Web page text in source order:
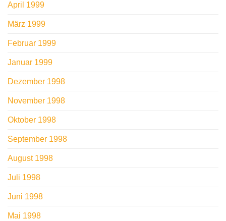
April 1999
März 1999
Februar 1999
Januar 1999
Dezember 1998
November 1998
Oktober 1998
September 1998
August 1998
Juli 1998
Juni 1998
Mai 1998